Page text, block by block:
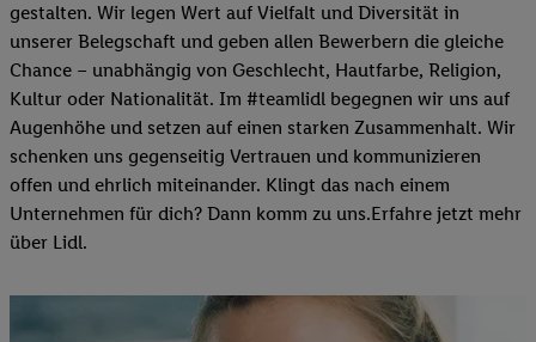
gestalten. Wir legen Wert auf Vielfalt und Diversität in
unserer Belegschaft und geben allen Bewerbern die gleiche
Chance – unabhängig von Geschlecht, Hautfarbe, Religion,
Kultur oder Nationalität. Im #teamlidl begegnen wir uns auf
Augenhöhe und setzen auf einen starken Zusammenhalt. Wir
schenken uns gegenseitig Vertrauen und kommunizieren
offen und ehrlich miteinander. Klingt das nach einem
Unternehmen für dich? Dann komm zu uns.​Erfahre jetzt mehr
über Lidl.